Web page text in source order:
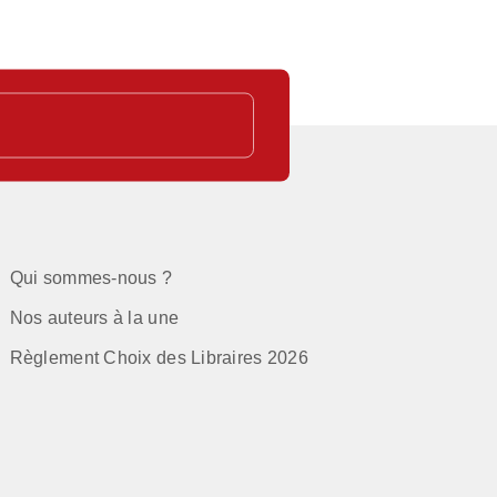
Qui sommes-nous ?
Nos auteurs à la une
Règlement Choix des Libraires 2026